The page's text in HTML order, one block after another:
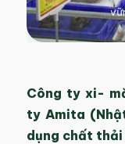
Công ty xi-
ty Amita
dụng chất thải